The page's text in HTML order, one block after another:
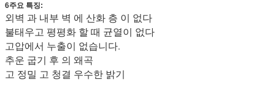
6주요 특징:
외벽 과 내부 벽 에 산화 층 이 없다
불태우고 평평화 할 때 균열이 없다
고압에서 누출이 없습니다.
추운 굽기 후 의 왜곡
고 정밀 고 청결 우수한 밝기